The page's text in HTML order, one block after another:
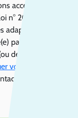
accessibles
n° 2005- 102
adaptations
par une
des) besoin(s)
vos difficultés
avec vous